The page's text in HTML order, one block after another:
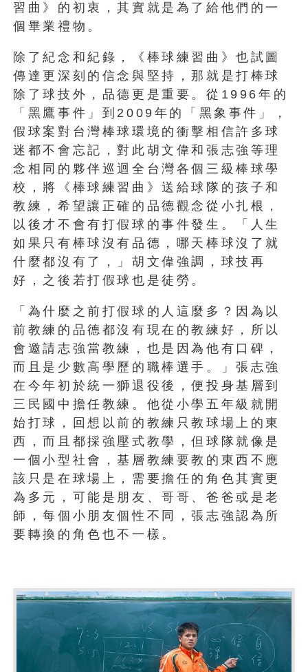
習曲》的初衷，其實就是為了給他們的一
個畢業禮物。
除了紀念和紀錄，《棒球練習曲》也試圖
傳達更深刻的信念與堅持，那就是打棒球
除了球技外，品德更是重要。從1996年的
「黑鷹事件」到2009年的「黑象事件」，
假球案對台灣棒球環境的衝擊相信許多球
迷都不會忘記，對此胡文偉和張志強等理
念相同的夥伴巡迴全台灣各個三級棒球學
校，將《棒球練習曲》送給球隊的孩子和
教練，希望讓正確的品德觀念從小扎根，
以後才不會有打假球的事件發生。「人生
如果只有棒球沒有品德，哪天棒球沒了就
什麼都沒有了，」胡文偉強調，球技再
好，之後若打假球也是徒勞。
「為什麼之前打假球的人這麼多？因為以
前教練的品德都沒有現在的教練好，所以
會邀請志強當教練，也是因為他有口碑，
而且是少數高學歷的職棒選手。」張志強
在今年初於統一獅退役後，便投身基層到
三民國中擔任教練。他從小學五年級就開
始打球，回想以前的教練只教球場上的東
西，而且都採強壓式教學，但球隊就像是
一個小型社會，基層教練要教的東西不應
該只是在球場上，需要擔任的角色其實更
為多元，可能是朋友、哥哥、爸爸或是老
師，每個小朋友個性不同，張志強認為所
要轉換的角色也不一樣。